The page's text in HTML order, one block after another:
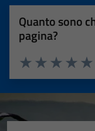
Quanto sono
pagina?
Valuta
Valuta 3
Valuta 2 stelle
Valuta 1 stelle su 5